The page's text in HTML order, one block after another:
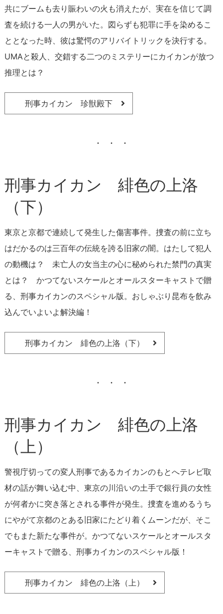
共にブームも去り賑わいの火も消えたが、実在を信じて調
査を続ける一人の男がいた。図らずも犯罪に手を染めるこ
ととなった時、彼は驚愕のアリバイトリックを決行する。
UMAと殺人、交錯する二つのミステリーにカイカンが放つ
推理とは？
刑事カイカン 珍獣殿下
刑事カイカン 緋色の上洛
（下）
東京と京都で連続して発生した傷害事件。捜査の前に立ち
はだかるのは三百年の伝統を誇る旧家の闇。はたして犯人
の動機は？ 未亡人の女当主の心に秘められた禁門の真実
とは？ かつてないスケールとオールスターキャストで贈
る、刑事カイカンのスペシャル版。おしゃぶり昆布を飲み
込んでいよいよ解決編！
刑事カイカン 緋色の上洛（下）
刑事カイカン 緋色の上洛
（上）
警視庁切っての変人刑事であるカイカンのもとへテレビ取
材の話が舞い込む中、東京の川沿いの土手で銀行員の女性
が何者かに突き落とされる事件が発生。捜査を進めるうち
にやがて京都のとある旧家にたどり着くムーンだが、そこ
でもまた新たな事件が。かつてないスケールとオールスタ
ーキャストで贈る、刑事カイカンのスペシャル版！
刑事カイカン 緋色の上洛（上）